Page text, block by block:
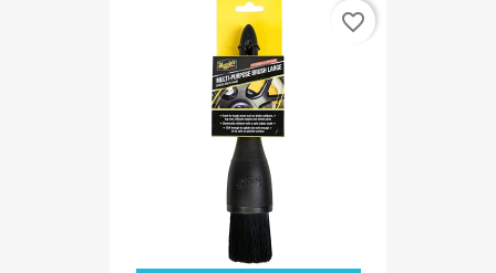
favorite_border